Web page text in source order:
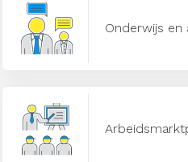
Onderwijs en